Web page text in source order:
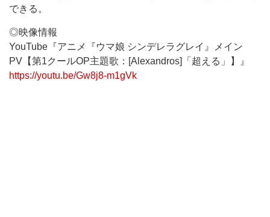
できる。
◎映像情報
YouTube『アニメ『ウマ娘 シンデレラグレイ』メイン
PV【第1クールOP主題歌：[Alexandros]「超える」】』
https://youtu.be/Gw8j8-m1gVk